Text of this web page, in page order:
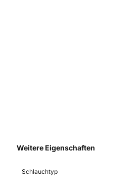
Weitere Eigenschaften
Schlauchtyp